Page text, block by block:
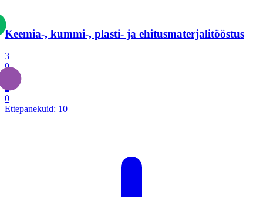
Keemia-, kummi-, plasti- ja ehitusmaterjalitööstus
3
9
2
0
Ettepanekuid: 10